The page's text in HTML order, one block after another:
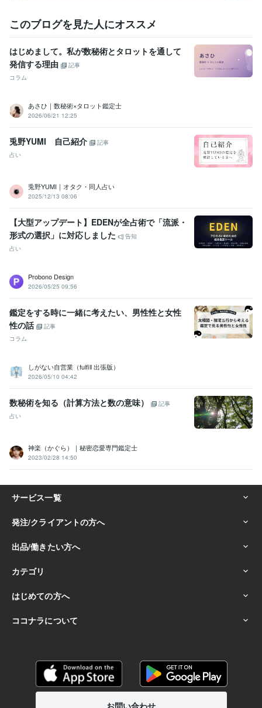
このブログを見た人にオススメ
はじめまして。私が数秘術とタロットを通して
発信する理由
記事
コラム
あさひ｜数秘術×タロット鑑定士
2026/06/21 12:25
兎野YUMI 自己紹介
記事
占い
兎野YUMI｜オタク・同人占い
2025/12/13 08:06
【大型アップデート】EDENが全占術で「流派・
形式の選択」に対応しました
告知
占い
Probono Design
2026/05/25 09:56
鑑定をする時に一緒に考えたい、男性性と女性
性の話
記事
コラム
しがない自営業（fulfill 出張版）
2026/05/10 04:42
数秘術を知る（計算方法と数の意味）
記事
占い
神楽（かぐら）｜秘密恋愛専門鑑定士
2023/02/28 14:50